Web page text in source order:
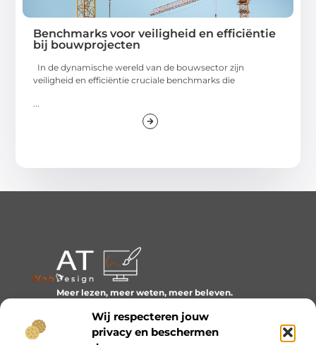
Wij respecteren jouw
privacy en beschermen
Benchmarks voor veiligheid en efficiëntie
bij bouwprojecten
In de dynamische wereld van de bouwsector zijn
veiligheid en efficiëntie cruciale benchmarks die
Meer lezen, meer weten, meer beleven.
het dagelijks leven boeiend maakt.